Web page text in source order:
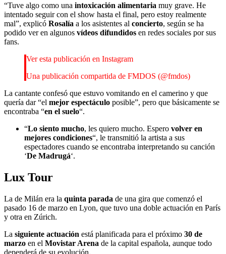
“Tuve algo como una intoxicación alimentaria muy grave. He
intentado seguir con el show hasta el final, pero estoy realmente
mal”, explicó Rosalía a los asistentes al concierto, según se ha
podido ver en algunos vídeos difundidos en redes sociales por sus
fans.
Ver esta publicación en Instagram
Una publicación compartida de FMDOS (@fmdos)
La cantante confesó que estuvo vomitando en el camerino y que
quería dar “el mejor espectáculo posible”, pero que básicamente se
encontraba “en el suelo“.
“Lo siento mucho, les quiero mucho. Espero volver en
mejores condiciones“, le transmitió la artista a sus
espectadores cuando se encontraba interpretando su canción
‘De Madrugá‘.
Lux Tour
La de Milán era la quinta parada de una gira que comenzó el
pasado 16 de marzo en Lyon, que tuvo una doble actuación en París
y otra en Zúrich.
La siguiente actuación está planificada para el próximo 30 de
marzo en el Movistar Arena de la capital española, aunque todo
dependerá de su evolución.